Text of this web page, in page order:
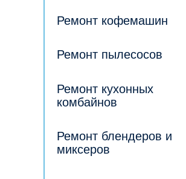
Ремонт кофемашин
Ремонт пылесосов
Ремонт кухонных
комбайнов
Ремонт блендеров и
миксеров